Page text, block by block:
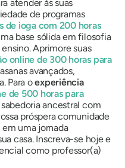
atender às suas
de programas
de ioga com 200 horas
base sólida em filosofia
Aprimore suas
online de 300 horas para
avançados,
Para oexperiência
de 500 horas para
ancestral com
próspera comunidade
uma jornada
casa. Inscreva-se hoje e
como professor(a)